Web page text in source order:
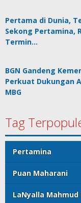
Pertama di Dunia,
Sekong Pertamina,
Termin…
BGN Gandeng
Perkuat Dukungan
MBG
Tag
Pertamina
Puan Maharani
LaNyalla